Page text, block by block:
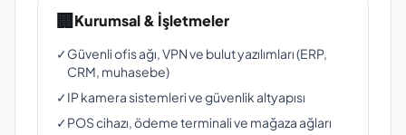
🏢Kurumsal & İşletmeler
✓Güvenli ofis ağı, VPN ve bulut yazılımları (ERP,
CRM, muhasebe)
✓IP kamera sistemleri ve güvenlik altyapısı
✓POS cihazı, ödeme terminali ve mağaza ağları